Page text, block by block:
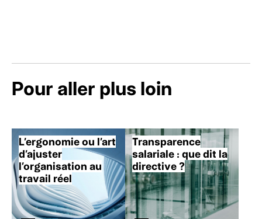
Pour aller plus loin
L’ergonomie ou l’art
d’ajuster
l’organisation au
travail réel
Transparence
salariale : que dit la
directive ?